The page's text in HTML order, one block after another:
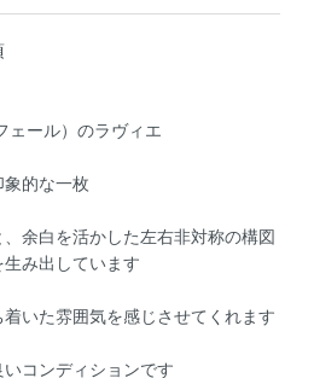
ェール）のラヴィエ
的な一枚
余白を活かした左右非対称の構図
み出しています
いた雰囲気を感じさせてくれます
コンディションです